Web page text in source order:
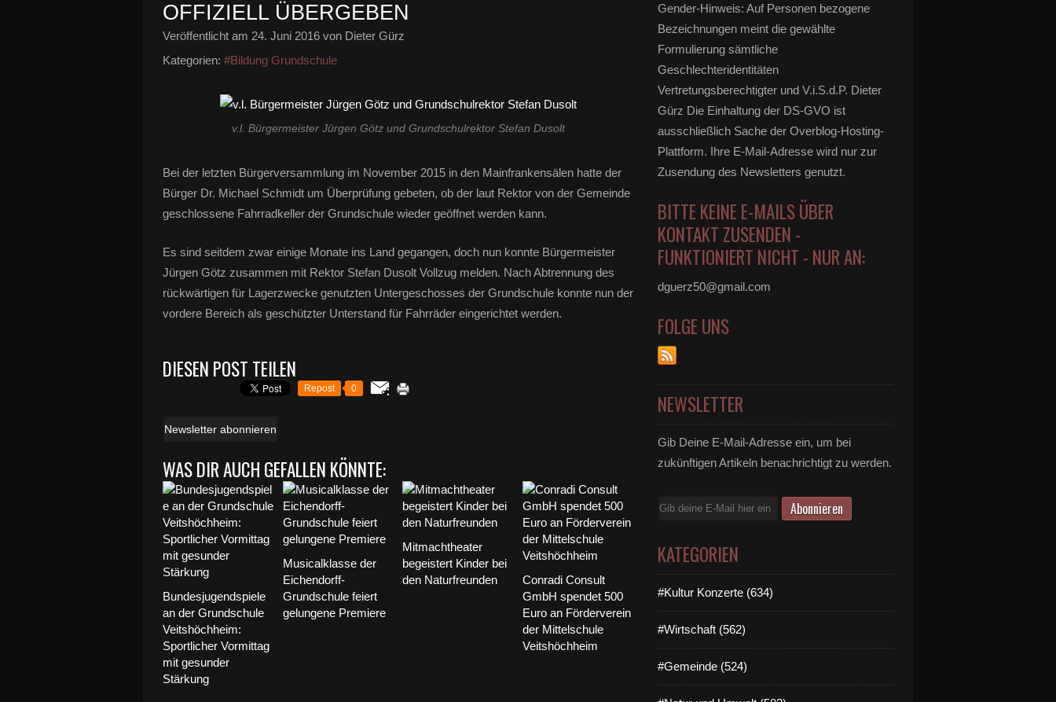
OFFIZIELL ÜBERGEBEN
Veröffentlicht am 24. Juni 2016 von Dieter Gürz
Kategorien: #Bildung Grundschule
v.l. Bürgermeister Jürgen Götz und Grundschulrektor Stefan Dusolt
Bei der letzten Bürgerversammlung im November 2015 in den Mainfrankensälen hatte der
Bürger Dr. Michael Schmidt um Überprüfung gebeten, ob der laut Rektor von der Gemeinde
geschlossene Fahrradkeller der Grundschule wieder geöffnet werden kann.
Es sind seitdem zwar einige Monate ins Land gegangen, doch nun konnte Bürgermeister
Jürgen Götz zusammen mit Rektor Stefan Dusolt Vollzug melden. Nach Abtrennung des
rückwärtigen für Lagerzwecke genutzten Untergeschosses der Grundschule konnte nun der
vordere Bereich als geschützter Unterstand für Fahrräder eingerichtet werden.
DIESEN POST TEILEN
Repost 0
Newsletter abonnieren
WAS DIR AUCH GEFALLEN KÖNNTE:
Bundesjugendspiele
an der Grundschule
Veitshöchheim:
Sportlicher Vormittag
mit gesunder
Stärkung
Musicalklasse der
Eichendorff-
Grundschule feiert
gelungene Premiere
Mitmachtheater
begeistert Kinder bei
den Naturfreunden
Conradi Consult
GmbH spendet 500
Euro an Förderverein
der Mittelschule
Veitshöchheim
Gender-Hinweis: Auf Personen bezogene
Bezeichnungen meint die gewählte
Formulierung sämtliche
Geschlechteridentitäten
Vertretungsberechtigter und V.i.S.d.P. Dieter
Gürz Die Einhaltung der DS-GVO ist
ausschließlich Sache der Overblog-Hosting-
Plattform. Ihre E-Mail-Adresse wird nur zur
Zusendung des Newsletters genutzt.
BITTE KEINE E-MAILS ÜBER
KONTAKT ZUSENDEN -
FUNKTIONIERT NICHT - NUR AN:
dguerz50@gmail.com
FOLGE UNS
NEWSLETTER
Gib Deine E-Mail-Adresse ein, um bei
zukünftigen Artikeln benachrichtigt zu werden.
E-
KATEGORIEN
#Kultur Konzerte (634)
#Wirtschaft (562)
#Gemeinde (524)